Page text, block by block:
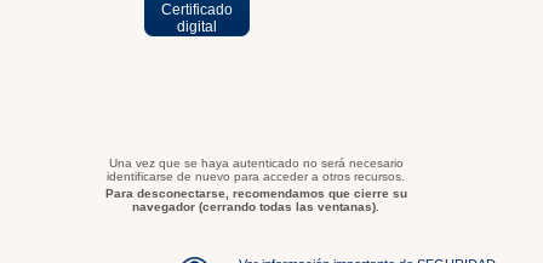
Certificado
digital
Una vez que se haya autenticado no será necesario
identificarse de nuevo para acceder a otros recursos.
Para desconectarse, recomendamos que cierre su
navegador (cerrando todas las ventanas).